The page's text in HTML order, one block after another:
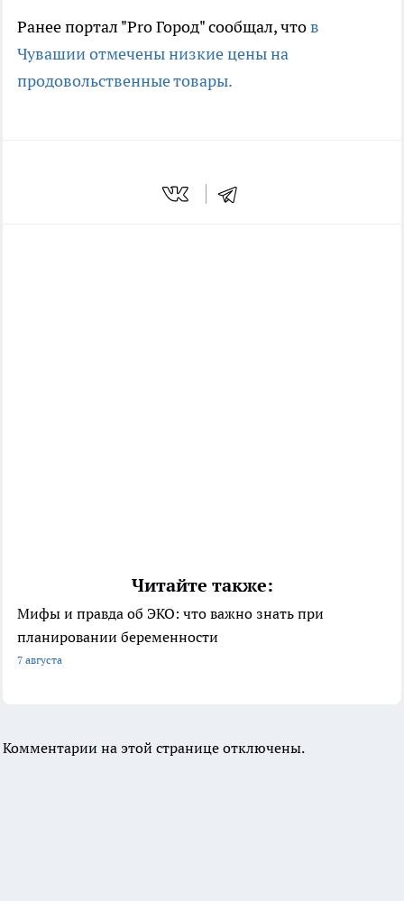
Ранее портал "Pro Город" сообщал, чтов
Чувашии отмечены низкие цены на
продовольственные товары.
Читайте также:
Мифы и правда об ЭКО: что важно знать при
планировании беременности
7 августа
Комментарии на этой странице отключены.